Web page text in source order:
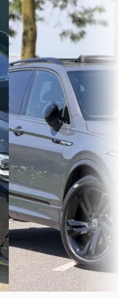
€ 35.950
v.a. € 762/mnd
Marktconform
2021 · 39.982 km · Benzine
Automaat
De Autospot· Utrecht 4,9
Bekijk aanbieding →
Vergelijk